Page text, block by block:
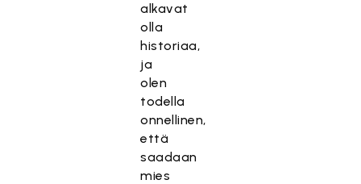
alkavat
olla
historiaa,
ja
olen
todella
onnellinen,
että
saadaan
mies